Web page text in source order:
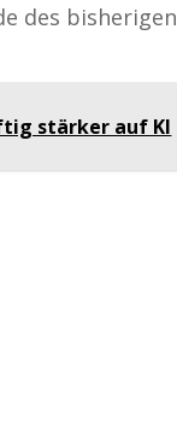
des bisherigen
stärker auf KI